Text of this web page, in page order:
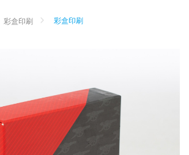
彩盒印刷 彩盒印刷